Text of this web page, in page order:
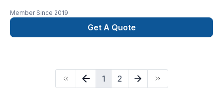
glace) Climatisation et thermopompe résidentielle et
commerciale Chauffage Ventilation Géothermie
Member Since 2019
Get A Quote
1 2